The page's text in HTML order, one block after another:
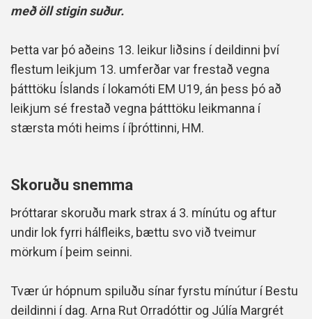
með öll stigin suður.
Þetta var þó aðeins 13. leikur liðsins í deildinni því
flestum leikjum 13. umferðar var frestað vegna
þátttöku Íslands í lokamóti EM U19, án þess þó að
leikjum sé frestað vegna þátttöku leikmanna í
stærsta móti heims í íþróttinni, HM.
Skoruðu snemma
Þróttarar skoruðu mark strax á 3. mínútu og aftur
undir lok fyrri hálfleiks, bættu svo við tveimur
mörkum í þeim seinni.
Tvær úr hópnum spiluðu sínar fyrstu mínútur í Bestu
deildinni í dag. Arna Rut Orradóttir og Júlía Margrét